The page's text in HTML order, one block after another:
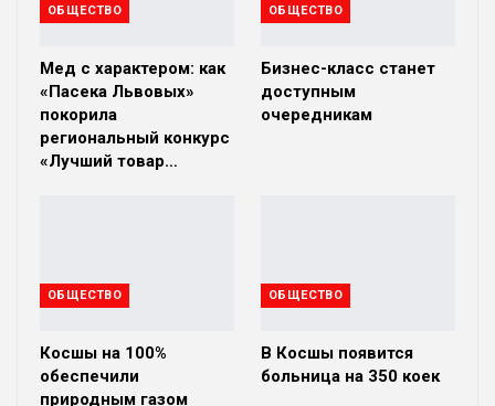
ОБЩЕСТВО
Мед с характером: как
«Пасека Львовых»
покорила
региональный конкурс
«Лучший товар…
ОБЩЕСТВО
Бизнес-класс станет
доступным
очередникам
ОБЩЕСТВО
Косшы на 100%
обеспечили
природным газом
ОБЩЕСТВО
В Косшы появится
больница на 350 коек